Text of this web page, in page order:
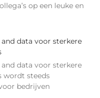
op een leuke en
data voor sterkere
data voor sterkere
wordt steeds
bedrijven